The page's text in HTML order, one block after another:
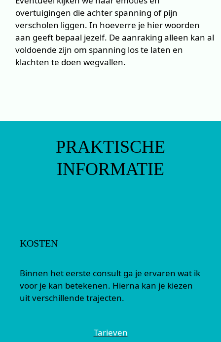
overtuigingen die achter spanning of pijn
verscholen liggen. In hoeverre je hier woorden
aan geeft bepaal jezelf. De aanraking alleen kan al
voldoende zijn om spanning los te laten en
klachten te doen wegvallen.
PRAKTISCHE
INFORMATIE
KOSTEN
Binnen het eerste consult ga je ervaren wat ik
voor je kan betekenen. Hierna kan je kiezen
uit verschillende trajecten.
Tarieven